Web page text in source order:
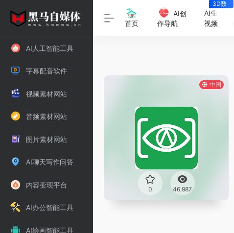
AI人工智能工具
字幕配音软件
视频素材网站
音频素材网站
图片素材网站
AI聊天写作问答
内容变现平台
AI办公智能工具
AI绘画智能工具
首页
AI创
作导航
AI生
视频
3D数
字人
中国
0 46,987